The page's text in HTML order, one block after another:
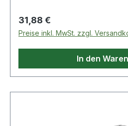
Regulärer Preis:
31,88 €
Preise inkl. MwSt. zzgl.
In den